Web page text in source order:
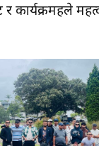
कार्यक्रमहरुले